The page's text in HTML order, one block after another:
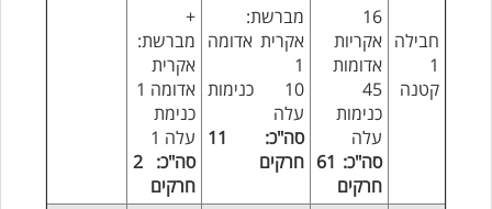
חבילה
1
קטנה
16
אקריות
אדומות
45
כנימות
עלה
סה"כ: 61
חרקים
מברשת:
אקרית אדומה
1
10 כנימות
עלה
סה"כ: 11
חרקים
+
מברשת:
אקרית
אדומה 1
כנימת
עלה 1
סה"כ: 2
חרקים